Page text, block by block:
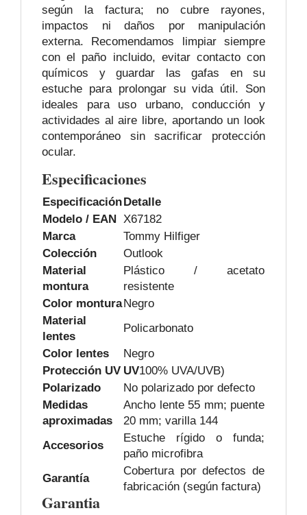
según la factura; no cubre rayones,
impactos ni daños por manipulación
externa. Recomendamos limpiar siempre
con el paño incluido, evitar contacto con
químicos y guardar las gafas en su
estuche para prolongar su vida útil. Son
ideales para uso urbano, conducción y
actividades al aire libre, aportando un look
contemporáneo sin sacrificar protección
ocular.
Especificaciones
Especificación Detalle
Modelo / EAN
X67182
Marca
Tommy Hilfiger
Colección
Outlook
Material
montura
Plástico / acetato
resistente
Color montura Negro
Material
lentes
Policarbonato
Color lentes
Negro
Protección UV UV100% UVA/UVB)
Polarizado
No polarizado por defecto
Medidas
aproximadas
Ancho lente 55 mm; puente
20 mm; varilla 144
Accesorios
Estuche rígido o funda;
paño microfibra
Garantía
Cobertura por defectos de
fabricación (según factura)
Garantia